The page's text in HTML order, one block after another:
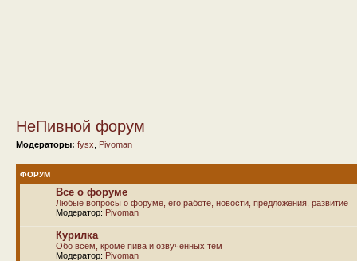
НеПивной форум
Модераторы: fysx Pivoman
ФОРУМ
Все о форуме
Любые вопросы о форуме, его работе, новости, предложения, развитие
Модератор: Pivoman
Курилка
Обо всем, кроме пива и озвученных тем
Модератор: Pivoman